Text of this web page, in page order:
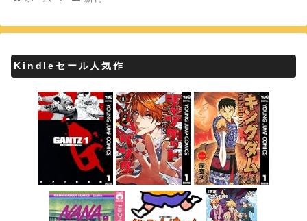
Kindleセール人気作